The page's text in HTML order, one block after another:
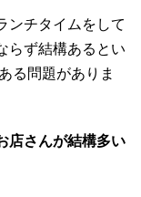
ンチタイムをして
らず結構あるとい
る問題がありま
店さんが結構多い